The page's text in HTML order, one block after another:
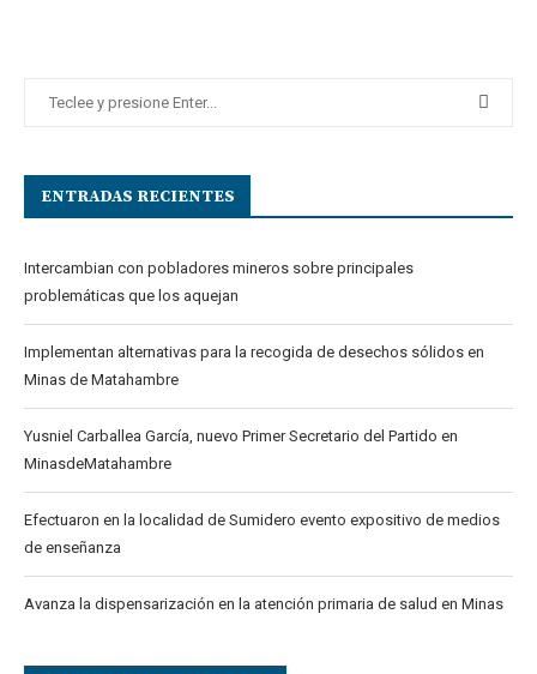
ENTRADAS RECIENTES
Intercambian con pobladores mineros sobre principales
problemáticas que los aquejan
Implementan alternativas para la recogida de desechos sólidos en
Minas de Matahambre
Yusniel Carballea García, nuevo Primer Secretario del Partido en
MinasdeMatahambre
Efectuaron en la localidad de Sumidero evento expositivo de medios
de enseñanza
Avanza la dispensarización en la atención primaria de salud en Minas